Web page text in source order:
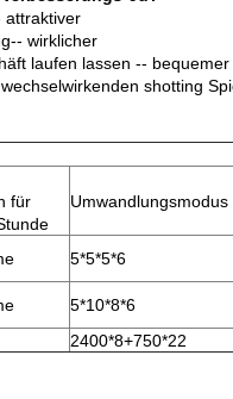
attraktiver
wirklicher
laufen lassen -- bequemer
shotting
für
Umwandlungsmodus
5*5*5*6
5*10*8*6
2400*8+750*22